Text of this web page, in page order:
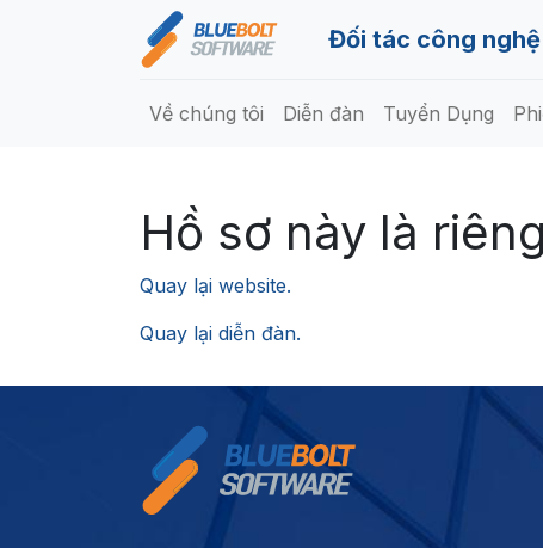
Đối tác công
Về chúng tôi Diễn đàn Tuyển Dụng
Hồ sơ này là
Quay lại website.
Quay lại diễn đàn.